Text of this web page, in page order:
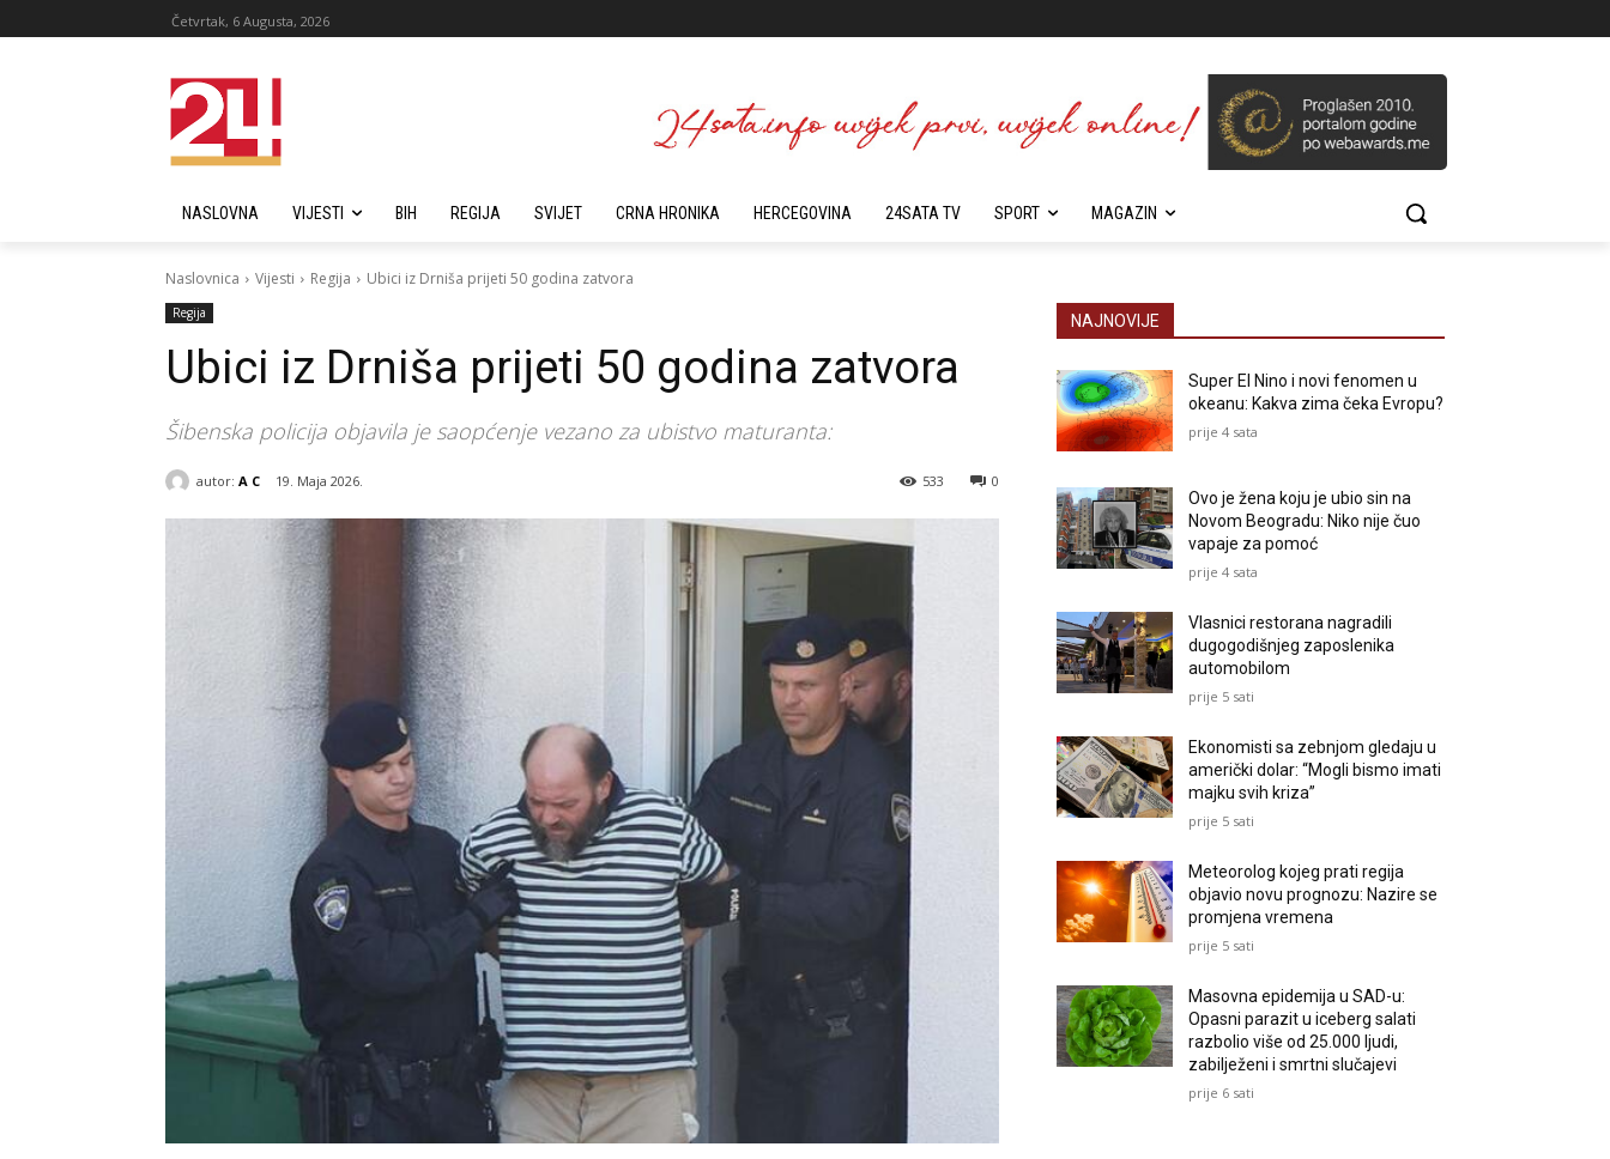
Četvrtak, 6 Augusta, 2026
NASLOVNA VIJESTI BIH REGIJA SVIJET CRNA HRONIKA HERCEGOVINA 24SATA TV SPORT MAGAZIN
Naslovnica Vijesti Regija Ubici iz Drniša prijeti 50 godina zatvora
Regija
Ubici iz Drniša prijeti 50 godina zatvora
Šibenska policija objavila je saopćenje vezano za ubistvo maturanta:
autor: A C 19. Maja 2026. 0
533
NAJNOVIJE
Super El Nino i novi fenomen u
okeanu: Kakva zima čeka Evropu?
prije 4 sata
Ovo je žena koju je ubio sin na
Novom Beogradu: Niko nije čuo
vapaje za pomoć
prije 4 sata
Vlasnici restorana nagradili
dugogodišnjeg zaposlenika
automobilom
prije 5 sati
Ekonomisti sa zebnjom gledaju u
američki dolar: “Mogli bismo imati
majku svih kriza”
prije 5 sati
Meteorolog kojeg prati regija
objavio novu prognozu: Nazire se
promjena vremena
prije 5 sati
Masovna epidemija u SAD-u:
Opasni parazit u iceberg salati
razbolio više od 25.000 ljudi,
zabilježeni i smrtni slučajevi
prije 6 sati